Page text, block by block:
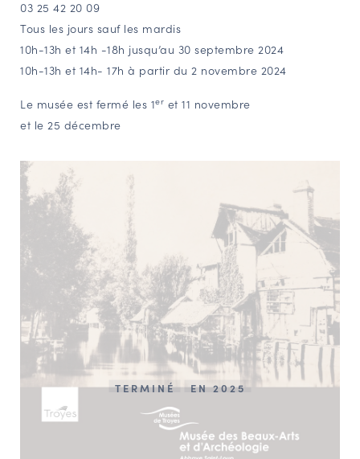
03 25 42 20 09
Tous les jours sauf les mardis
10h-13h et 14h -18h jusqu’au 30 septembre 2024
10h-13h et 14h- 17h à partir du 2 novembre 2024
Le musée est fermé les 1er et 11 novembre
et le 25 décembre
TERMINÉ EN 2025